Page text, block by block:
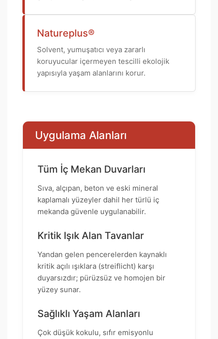
Natureplus®
Solvent, yumuşatıcı veya zararlı
koruyucular içermeyen tescilli ekolojik
yapısıyla yaşam alanlarını korur.
Uygulama Alanları
Tüm İç Mekan Duvarları
Sıva, alçıpan, beton ve eski mineral
kaplamalı yüzeyler dahil her türlü iç
mekanda güvenle uygulanabilir.
Kritik Işık Alan Tavanlar
Yandan gelen pencerelerden kaynaklı
kritik açılı ışıklara (streiflicht) karşı
duyarsızdır; pürüzsüz ve homojen bir
yüzey sunar.
Sağlıklı Yaşam Alanları
Çok düşük kokulu, sıfır emisyonlu